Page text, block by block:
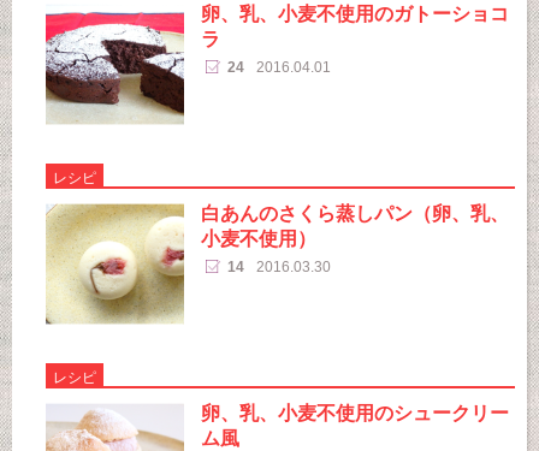
卵、乳、小麦不使用のガトーショコ
ラ
24 2016.04.01
レシピ
白あんのさくら蒸しパン（卵、乳、
小麦不使用）
14 2016.03.30
レシピ
卵、乳、小麦不使用のシュークリー
ム風